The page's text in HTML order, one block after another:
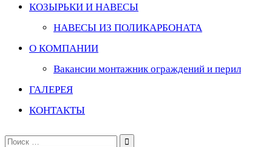
КОЗЫРЬКИ И НАВЕСЫ
НАВЕСЫ ИЗ ПОЛИКАРБОНАТА
О КОМПАНИИ
Вакансии монтажник ограждений и перил
ГАЛЕРЕЯ
КОНТАКТЫ
Поиск